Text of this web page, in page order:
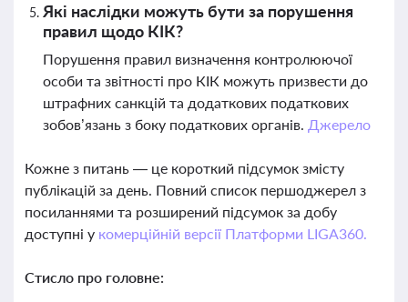
Які наслідки можуть бути за порушення
правил щодо КІК?
Порушення правил визначення контролюючої
особи та звітності про КІК можуть призвести до
штрафних санкцій та додаткових податкових
зобов’язань з боку податкових органів. Джерело
Кожне з питань — це короткий підсумок змісту
публікацій за день. Повний список першоджерел з
посиланнями та розширений підсумок за добу
доступні у комерційній версії Платформи LIGA360.
Стисло про головне: